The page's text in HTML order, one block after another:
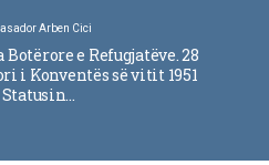
Arben Cici
Botërore e Refugjatëve. 28
i Konventës së vitit 1951